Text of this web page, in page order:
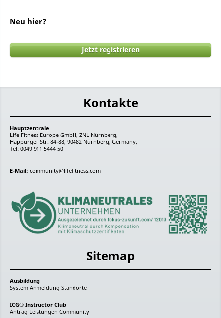
Neu hier?
Jetzt registrieren
Kontakte
Hauptzentrale
Life Fitness Europe GmbH, ZNL Nürnberg,
Happurger Str. 84-88, 90482 Nürnberg, Germany,
Tel: 0049 911 5444 50
E-Mail: community@lifefitness.com
Sitemap
Ausbildung
System Anmeldung Standorte
ICG® Instructor Club
Antrag Leistungen Community